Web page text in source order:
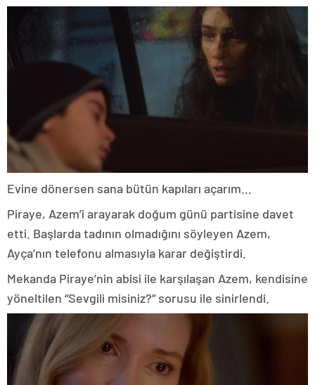
Evine dönersen sana bütün kapıları açarım…
Piraye, Azem’i arayarak doğum günü partisine davet
etti. Başlarda tadının olmadığını söyleyen Azem,
Ayça’nın telefonu almasıyla karar değiştirdi.
Mekanda Piraye’nin abisi ile karşılaşan Azem, kendisine
yöneltilen “Sevgili misiniz?” sorusu ile sinirlendi.